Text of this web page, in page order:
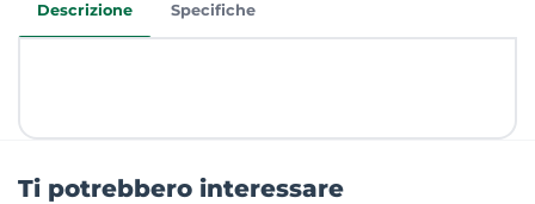
Descrizione Specifiche
Ti potrebbero interessare